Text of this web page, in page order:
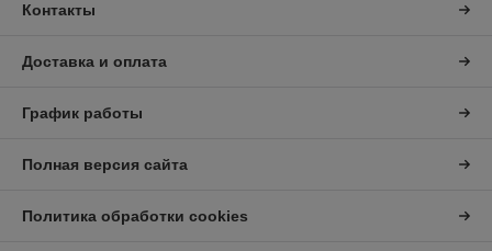
Контакты
Доставка и оплата
График работы
Полная версия сайта
Политика обработки cookies